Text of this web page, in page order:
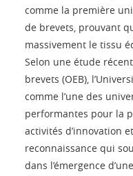
comme la première
de brevets, prouvant
massivement le tissu
Selon une étude
brevets (OEB),
comme l’une des
performantes pour la
activités d’innovation
reconnaissance qui
dans l’émergence